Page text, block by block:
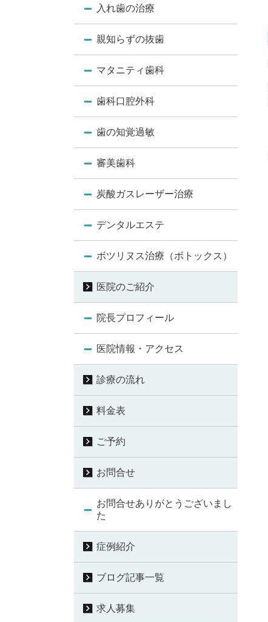
入れ歯の治療
親知らずの抜歯
マタニティ歯科
歯科口腔外科
歯の知覚過敏
審美歯科
炭酸ガスレーザー治療
デンタルエステ
ボツリヌス治療（ボトックス）
医院のご紹介
院長プロフィール
医院情報・アクセス
診療の流れ
料金表
ご予約
お問合せ
お問合せありがとうございまし
た
症例紹介
ブログ記事一覧
求人募集